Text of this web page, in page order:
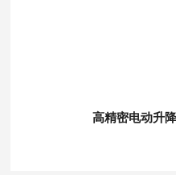
高精密电动升